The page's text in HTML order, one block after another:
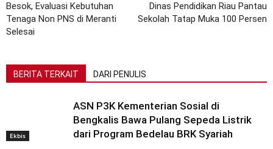
Besok, Evaluasi Kebutuhan
Tenaga Non PNS di Meranti
Selesai
Dinas Pendidikan Riau Pantau
Sekolah Tatap Muka 100 Persen
BERITA TERKAIT DARI PENULIS
Ekbis
ASN P3K Kementerian Sosial di
Bengkalis Bawa Pulang Sepeda Listrik
dari Program Bedelau BRK Syariah